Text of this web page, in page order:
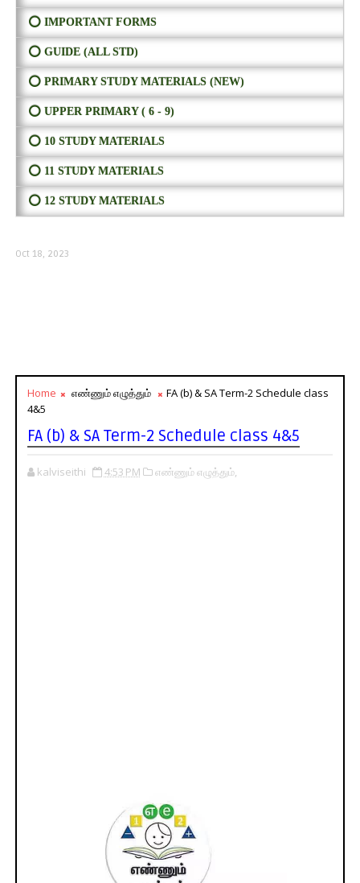
⭕ IMPORTANT FORMS
⭕ GUIDE (ALL STD)
⭕ PRIMARY STUDY MATERIALS (NEW)
⭕ UPPER PRIMARY ( 6 - 9)
⭕ 10 STUDY MATERIALS
⭕ 11 STUDY MATERIALS
⭕ 12 STUDY MATERIALS
Oct 18, 2023
Home எண்ணும் எழுத்தும்
FA (b) & SA Term-2 Schedule class
4&5
FA (b) & SA Term-2 Schedule class 4&5
kalviseithi 4:53 PM எண்ணும் எழுத்தும்,